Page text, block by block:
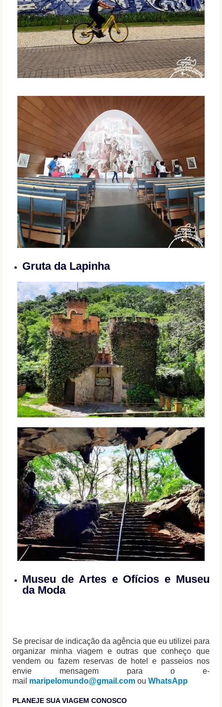
Gruta da Lapinha
Museu de Artes e Ofícios e Museu
da Moda
Se precisar de indicação da agência que eu utilizei para
organizar minha viagem e outras que conheço que
vendem ou fazem reservas de hotel e passeios nos
envie mensagem para o e-
mail maripelomundo@gmail.com ou WhatsApp
PLANEJE SUA VIAGEM CONOSCO